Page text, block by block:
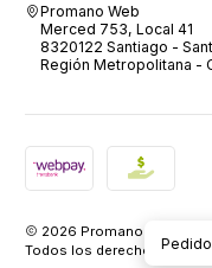
Promano Web
Merced 753, Local 41
8320122 Santiago -
Región Metropolitana -
2026 Promano.
Todos los derechos